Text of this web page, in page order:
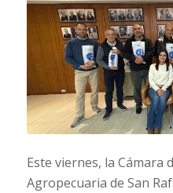
Este viernes, la Cámara
Agropecuaria de San